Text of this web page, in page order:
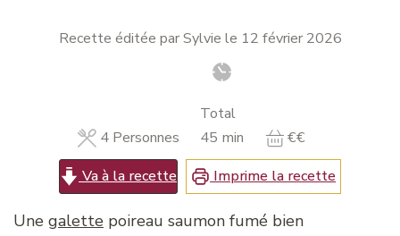
Recette éditée par Sylvie le 12 février 2026
4 Personnes
Total
45 minutes
min
€€
Va à la recette
Imprime la recette
Une galette poireau saumon fumé bien